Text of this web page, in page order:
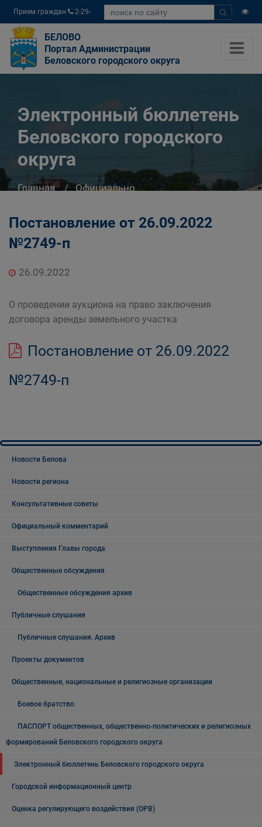
Прием граждан
2-29-
04
БЕЛОВО
Портал Администрации
Беловского городского округа
Электронный бюллетень
Беловского городского
округа
Главная
Официально
Постановление от 26.09.2022
№2749-п
26.09.2022
О проведении аукциона на право заключения
договора аренды земельного участка
Постановление от 26.09.2022
№2749-п
Новости Белова
Новости региона
Консультативные советы
Официальный комментарий
Выступления Главы города
Общественные обсуждения
Общественные обсуждения архив
Публичные слушания
Публичные слушания. Архив
Проекты документов
Общественные, национальные и религиозные организации
Боевое братство
ПАСПОРТ общественных, общественно-политических и религиозных
формирований Беловского городского округа
Электронный бюллетень Беловского городского округа
Городской информационный центр
Оценка регулирующего воздействия (ОРВ)